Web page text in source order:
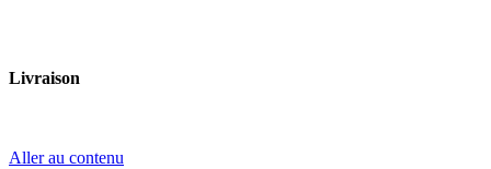
Livraison
Aller au contenu